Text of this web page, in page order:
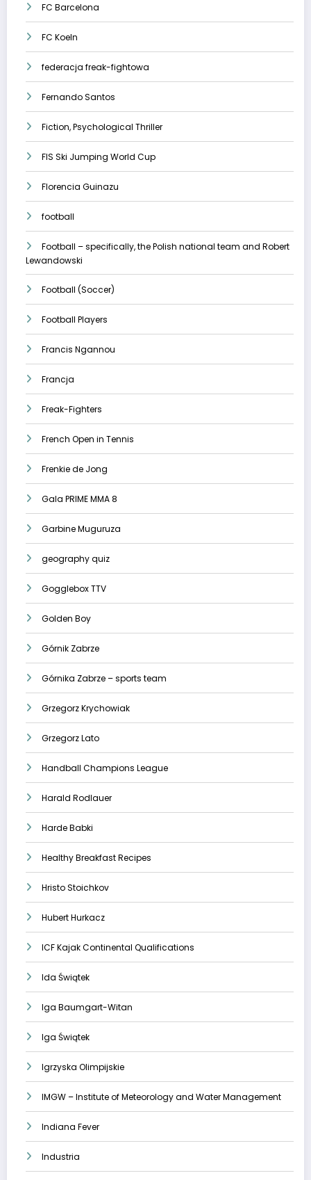
FC Barcelona
FC Koeln
federacja freak-fightowa
Fernando Santos
Fiction, Psychological Thriller
FIS Ski Jumping World Cup
Florencia Guinazu
football
Football – specifically, the Polish national team and Robert
Lewandowski
Football (Soccer)
Football Players
Francis Ngannou
Francja
Freak-Fighters
French Open in Tennis
Frenkie de Jong
Gala PRIME MMA 8
Garbine Muguruza
geography quiz
Gogglebox TTV
Golden Boy
Górnik Zabrze
Górnika Zabrze – sports team
Grzegorz Krychowiak
Grzegorz Lato
Handball Champions League
Harald Rodlauer
Harde Babki
Healthy Breakfast Recipes
Hristo Stoichkov
Hubert Hurkacz
ICF Kajak Continental Qualifications
Ida Świątek
Iga Baumgart-Witan
Iga Świątek
Igrzyska Olimpijskie
IMGW – Institute of Meteorology and Water Management
Indiana Fever
Industria